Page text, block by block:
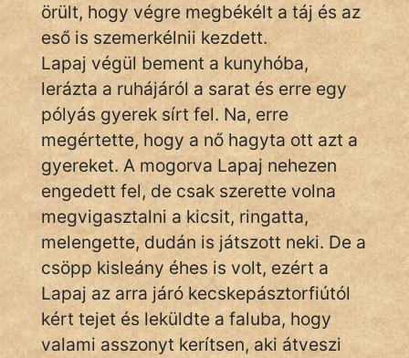
örült, hogy végre megbékélt a táj és az
eső is szemerkélnii kezdett.
Lapaj végül bement a kunyhóba,
lerázta a ruhájáról a sarat és erre egy
pólyás gyerek sírt fel. Na, erre
megértette, hogy a nő hagyta ott azt a
gyereket. A mogorva Lapaj nehezen
engedett fel, de csak szerette volna
megvigasztalni a kicsit, ringatta,
melengette, dudán is játszott neki. De a
csöpp kisleány éhes is volt, ezért a
Lapaj az arra járó kecskepásztorfiútól
kért tejet és leküldte a faluba, hogy
valami asszonyt kerítsen, aki átveszi